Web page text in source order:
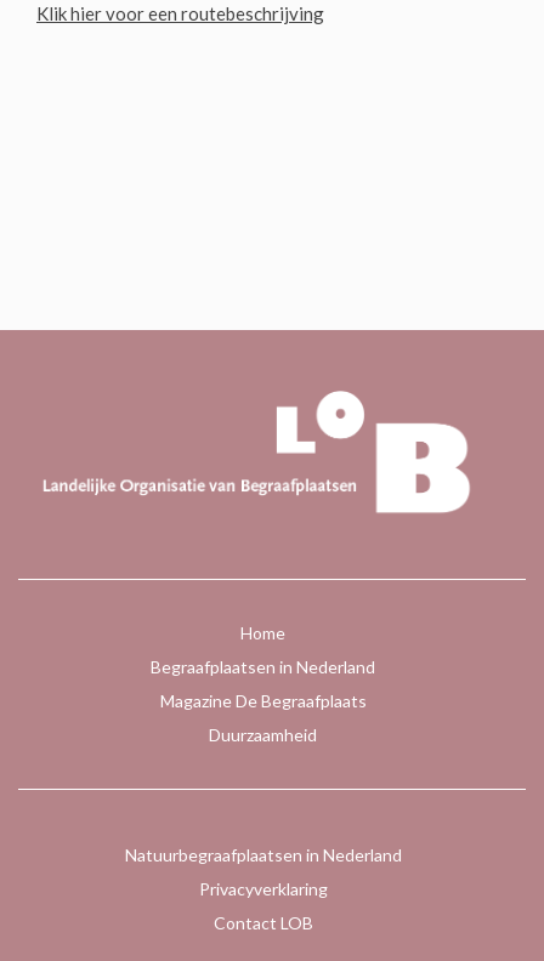
Klik hier voor een routebeschrijving
Home
Begraafplaatsen in Nederland
Magazine De Begraafplaats
Duurzaamheid
Natuurbegraafplaatsen in Nederland
Privacyverklaring
Contact LOB